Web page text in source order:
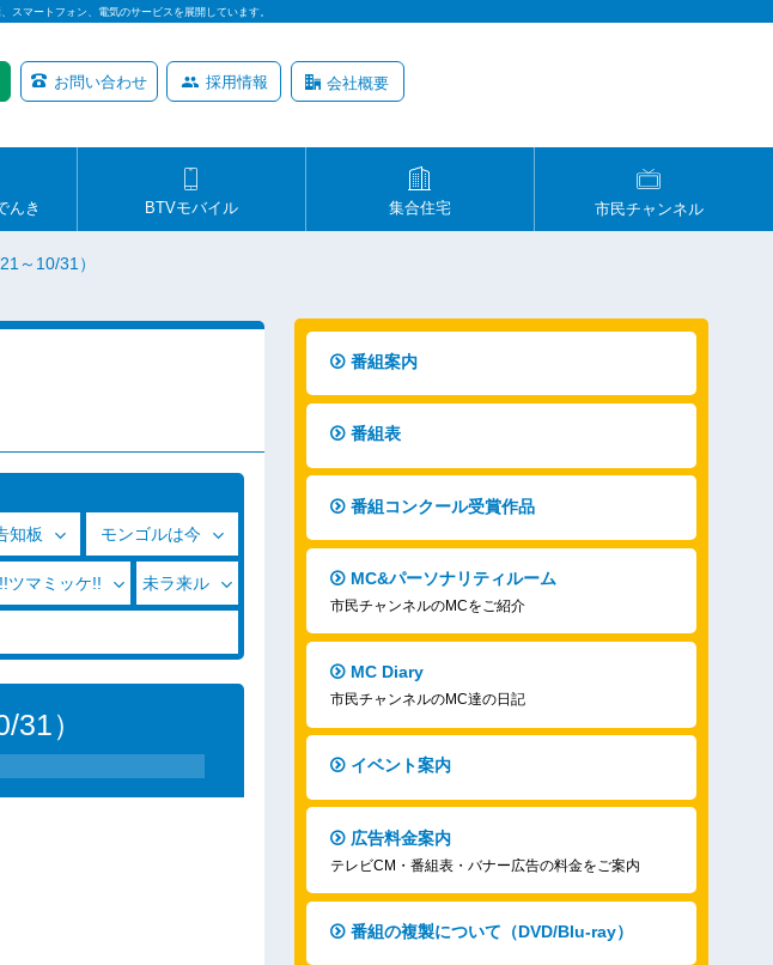
スマートフォン、電気のサービスを展開しています。
お問い合わせ 採用情報 会社概要
んき BTVモバイル 集合住宅 市民チャンネル
～10/31）
知板 モンゴルは今
ツマミッケ!! 未ラ来ル
）
番組案内
番組表
番組コンクール受賞作品
MC&パーソナリティルーム
市民チャンネルのMCをご紹介
MC Diary
市民チャンネルのMC達の日記
イベント案内
広告料金案内
テレビCM・番組表・バナー広告の料金をご案内
番組の複製について（DVD/Blu-ray）